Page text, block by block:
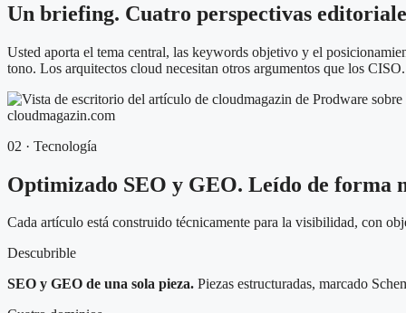
Un briefing. Cuatro perspectivas
Usted aporta el tema central, las keywords objetivo y el
tono. Los arquitectos cloud necesitan otros argumentos que los CISO.
cloudmagazin.com
02 · Tecnología
Optimizado SEO y GEO. Leído de forma
Cada artículo está construido técnicamente para la visibilidad, con
Descubrible
SEO y GEO de una sola pieza. Piezas estructuradas, marcado